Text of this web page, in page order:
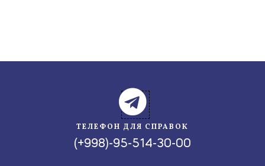
ТЕЛЕФОН ДЛЯ СПРАВОК
(+998)-95-514-30-00